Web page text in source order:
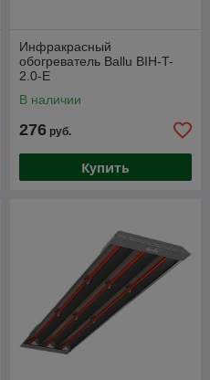
Инфракрасный
обогреватель Ballu BIH-T-
2.0-E
В наличии
276 руб.
Купить